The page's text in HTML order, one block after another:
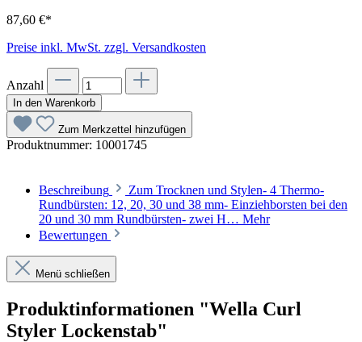
87,60 €*
Preise inkl. MwSt. zzgl. Versandkosten
Anzahl
In den Warenkorb
Zum Merkzettel hinzufügen
Produktnummer: 10001745
Beschreibung
Zum Trocknen und Stylen- 4 Thermo-
Rundbürsten: 12, 20, 30 und 38 mm- Einziehborsten bei den
20 und 30 mm Rundbürsten- zwei H… Mehr
Bewertungen
Menü schließen
Produktinformationen "Wella Curl
Styler Lockenstab"